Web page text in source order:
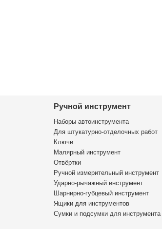
Ручной инструмент
Наборы автоинструмента
Для штукатурно-отделочных работ
Ключи
Малярный инструмент
Отвёртки
Ручной измерительный инструмент
Ударно-рычажный инструмент
Шарнирно-губцевый инструмент
Ящики для инструментов
Сумки и подсумки для инструмента